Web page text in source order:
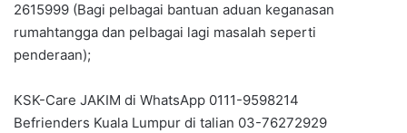
2615999 (Bagi pelbagai bantuan aduan keganasan
rumahtangga dan pelbagai lagi masalah seperti
penderaan);
KSK-Care JAKIM di WhatsApp 0111-9598214
Befrienders Kuala Lumpur di talian 03-76272929